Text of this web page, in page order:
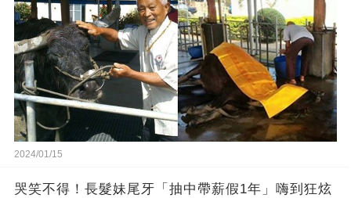
2024/01/15
哭笑不得！長髮妹尾牙「抽中帶薪假1年」嗨到狂炫